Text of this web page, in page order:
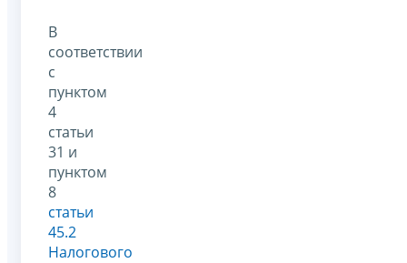
В
соответствии
с
пунктом
4
статьи
31 и
пунктом
8
статьи
45.2
Налогового